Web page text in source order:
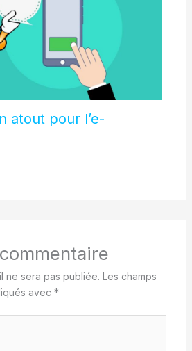
atout pour l’e-
ne sera pas publiée. Les champs
avec *